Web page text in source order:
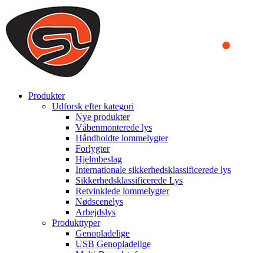
We use cookies to ensure that we provide you the best experience
on our website. By continuing to browse this website, you accept
that cookies are used to help us analyze how the website is used and
to offer you a better experience. To learn more or to find out how
you can disable cookies, you can access our
Produkter
Udforsk efter kategori
Nye produkter
Våbenmonterede lys
Håndholdte lommelygter
Forlygter
Hjelmbeslag
Internationale sikkerhedsklassificerede lys
Sikkerhedsklassificerede Lys
Retvinklede lommelygter
Nødscenelys
Arbejdslys
Produkttyper
Genopladelige
USB Genopladelige